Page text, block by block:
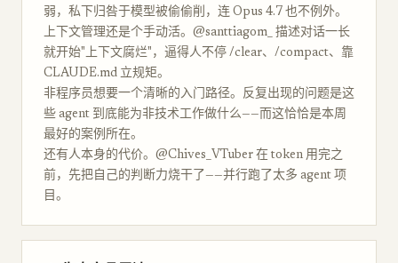
弱，私下归咎于模型被偷偷削，连 Opus 4.7 也不例外。
上下文管理还是个手动活。@santtiagom_ 描述对话一长
就开始"上下文腐烂"，逼得人不停 /clear、/compact、靠
CLAUDE.md 立规矩。
非程序员想要一个清晰的入门路径。反复出现的问题是这
些 agent 到底能为非技术工作做什么——而这恰恰是本周
最好的案例所在。
还有人本身的代价。@Chives_VTuber 在 token 用完之
前，先把自己的判断力烧干了——并行跑了太多 agent 项
目。